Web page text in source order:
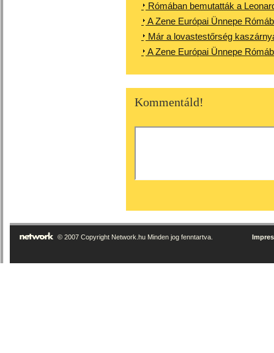
Rómában bemutatták a
A Zene Európai Ünnepe
Már a lovastestőrség
A Zene Európai Ünnepe
Kommentáld!
© 2007 Copyright Network.hu Minden jog fenntartva.